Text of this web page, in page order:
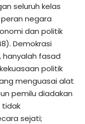
seluruh kelas
negara
dan politik
Demokrasi
hanyalah fasad
politik
menguasai alat
pemilu diadakan
tidak
sejati;